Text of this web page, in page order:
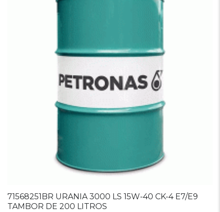
71568251BR URANIA 3000 LS 15W-40 CK-4 E7/E9
TAMBOR DE 200 LITROS